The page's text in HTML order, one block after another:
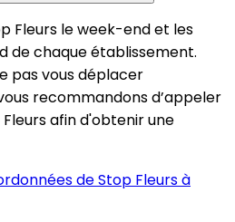
Fleurs le week-end et les
de chaque établissement.
pas vous déplacer
recommandons d’appeler
afin d'obtenir une
de Stop Fleurs à